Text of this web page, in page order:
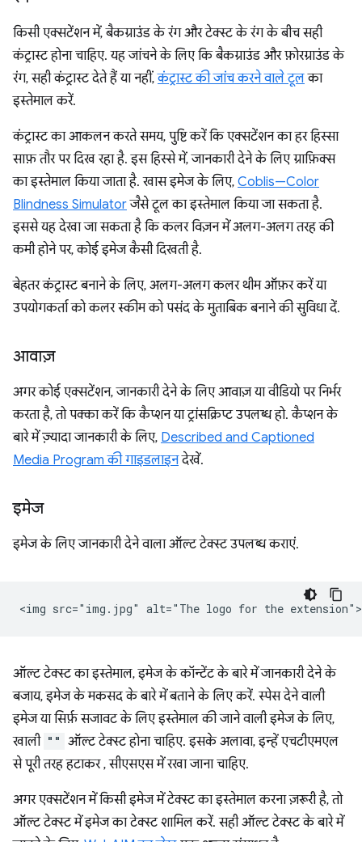
किसी एक्सटेंशन में, बैकग्राउंड के रंग और टेक्स्ट के रंग के बीच सही
कंट्रास्ट होना चाहिए. यह जांचने के लिए कि बैकग्राउंड और फ़ोरग्राउंड के
रंग, सही कंट्रास्ट देते हैं या नहीं,कंट्रास्ट की जांच करने वाले टूलका
इस्तेमाल करें.
कंट्रास्ट का आकलन करते समय, पुष्टि करें कि एक्सटेंशन का हर हिस्सा
साफ़ तौर पर दिख रहा है. इस हिस्से में, जानकारी देने के लिए ग्राफ़िक्स
का इस्तेमाल किया जाता है. खास इमेज के लिए, Coblis—Color
Blindness Simulatorजैसे टूल का इस्तेमाल किया जा सकता है.
इससे यह देखा जा सकता है कि कलर विज़न में अलग-अलग तरह की
कमी होने पर, कोई इमेज कैसी दिखती है.
बेहतर कंट्रास्ट बनाने के लिए, अलग-अलग कलर थीम ऑफ़र करें या
उपयोगकर्ता को कलर स्कीम को पसंद के मुताबिक बनाने की सुविधा दें.
आवाज़
अगर कोई एक्सटेंशन, जानकारी देने के लिए आवाज़ या वीडियो पर निर्भर
करता है, तो पक्का करें कि कैप्शन या ट्रांसक्रिप्ट उपलब्ध हो. कैप्शन के
बारे में ज़्यादा जानकारी के लिए, Described and Captioned
Media Program की गाइडलाइनदेखें.
इमेज
इमेज के लिए जानकारी देने वाला ऑल्ट टेक्स्ट उपलब्ध कराएं.
ऑल्ट टेक्स्ट का इस्तेमाल, इमेज के कॉन्टेंट के बारे में जानकारी देने के
बजाय, इमेज के मकसद के बारे में बताने के लिए करें. स्पेस देने वाली
इमेज या सिर्फ़ सजावट के लिए इस्तेमाल की जाने वाली इमेज के लिए,
खाली "" ऑल्ट टेक्स्ट होना चाहिए. इसके अलावा, इन्हें एचटीएमएल
से पूरी तरह हटाकर , सीएसएस में रखा जाना चाहिए.
अगर एक्सटेंशन में किसी इमेज में टेक्स्ट का इस्तेमाल करना ज़रूरी है, तो
ऑल्ट टेक्स्ट में इमेज का टेक्स्ट शामिल करें. सही ऑल्ट टेक्स्ट के बारे में